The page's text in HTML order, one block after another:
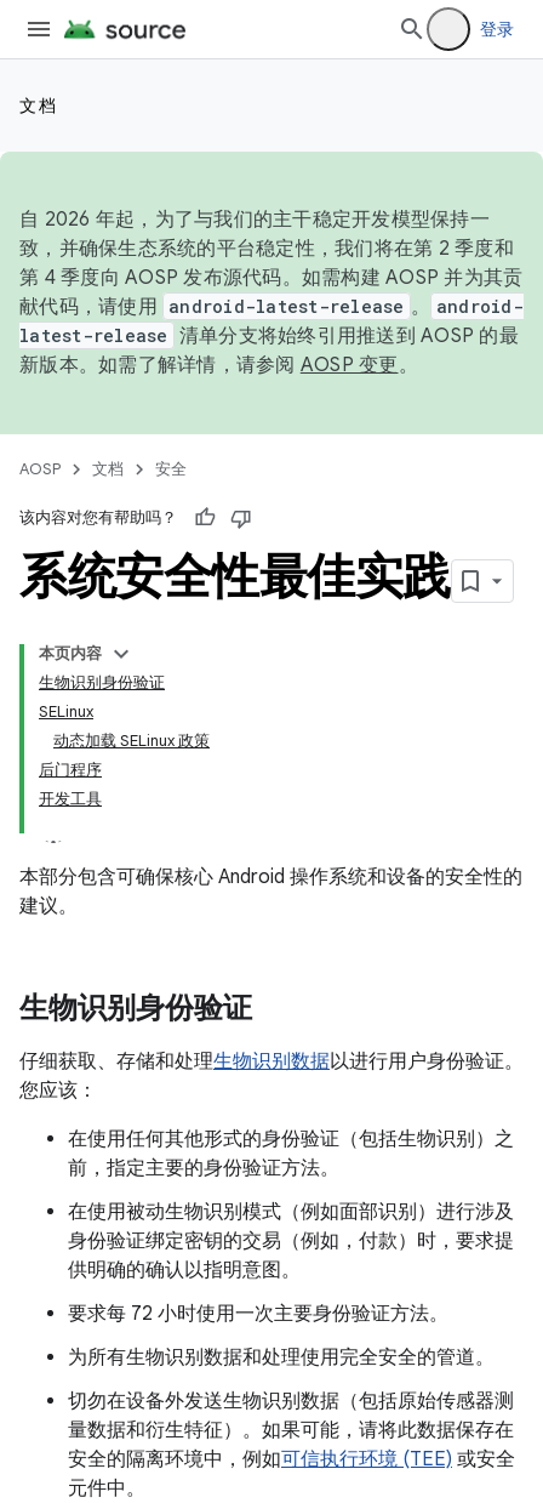
登录
文档
自 2026 年起，为了与我们的主干稳定开发模型保持一
致，并确保生态系统的平台稳定性，我们将在第 2 季度和
第 4 季度向 AOSP 发布源代码。如需构建 AOSP 并为其贡
献代码，请使用 android-latest-release 。
android-
latest-release 清单分支将始终引用推送到 AOSP 的最
新版本。如需了解详情，请参阅 AOSP 变更。
AOSP 文档 安全
该内容对您有帮助吗？
系统安全性最佳实践
本页内容
生物识别身份验证
SELinux
动态加载 SELinux 政策
后门程序
开发工具
本部分包含可确保核心 Android 操作系统和设备的安全性的
建议。
生物识别身份验证
仔细获取、存储和处理生物识别数据以进行用户身份验证。
您应该：
在使用任何其他形式的身份验证（包括生物识别）之
前，指定主要的身份验证方法。
在使用被动生物识别模式（例如面部识别）进行涉及
身份验证绑定密钥的交易（例如，付款）时，要求提
供明确的确认以指明意图。
要求每 72 小时使用一次主要身份验证方法。
为所有生物识别数据和处理使用完全安全的管道。
切勿在设备外发送生物识别数据（包括原始传感器测
量数据和衍生特征）。如果可能，请将此数据保存在
安全的隔离环境中，例如可信执行环境 (TEE) 或安全
元件中。